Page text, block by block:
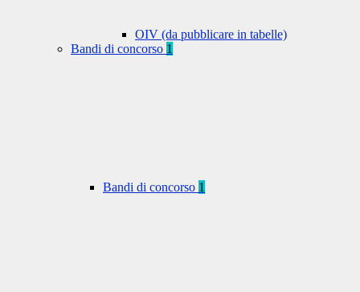
OIV (da pubblicare in tabelle)
Bandi di concorso 1
Bandi di concorso 1